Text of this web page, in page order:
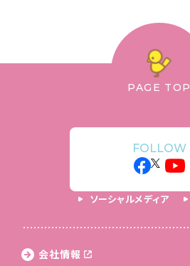
PAGE TOP
FOLLOW
ソーシャルメディア
会社情報